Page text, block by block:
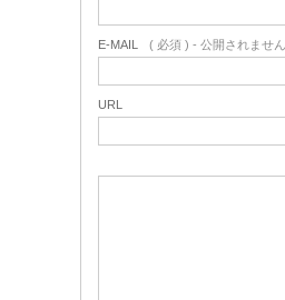
E-MAIL ( 必須 ) - 公開されませ
URL